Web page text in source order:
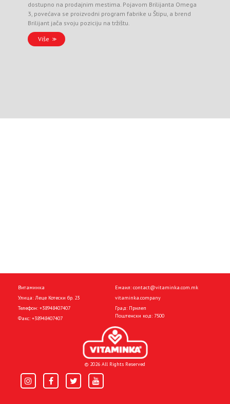
dostupno na prodajnim mestima. Pojavom Brilijanta Omega
3, povećava se proizvodni program fabrike u Štipu, a brend
Brilijant jača svoju poziciju na tržištu.
Više
Витаминка
Улица: Леце Котески бр. 23
Телефон: +38948407407
Факс: +38948407407
Емаил: contact@vitaminka.com.mk
vitaminka.company
Град: Прилеп
Поштенски код: 7500
© 2026 All Rights Reserved